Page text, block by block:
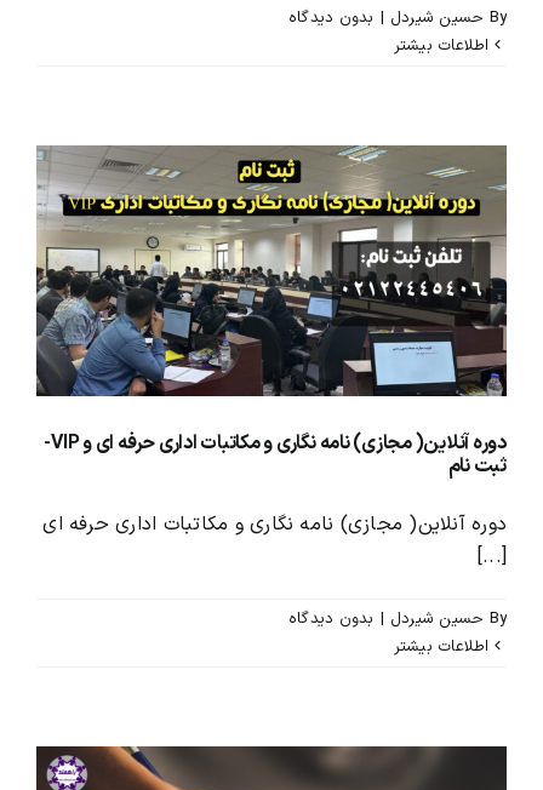
By حسین شیردل | بدون ديدگاه
اطلاعات بیشتر
دوره آنلاین( مجازی) نامه نگاری و مکاتبات اداری حرفه ای و VIP-
ثبت نام
دوره آنلاین( مجازی) نامه نگاری و مکاتبات اداری حرفه ای
[...]
By حسین شیردل | بدون ديدگاه
اطلاعات بیشتر